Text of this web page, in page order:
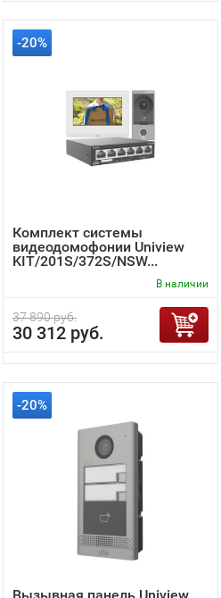
-20%
Комплект системы
видеодомофонии Uniview
KIT/201S/372S/NSW...
В наличии
37 890 руб.
30 312 руб.
-20%